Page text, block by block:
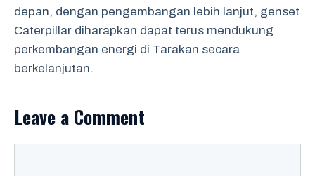
depan, dengan pengembangan lebih lanjut, genset
Caterpillar diharapkan dapat terus mendukung
perkembangan energi di Tarakan secara
berkelanjutan.
Leave a Comment